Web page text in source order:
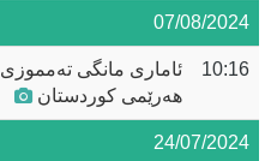
07/08/2024
10:16
ئاماری مانگی
هەرێمی کوردستان
24/07/2024